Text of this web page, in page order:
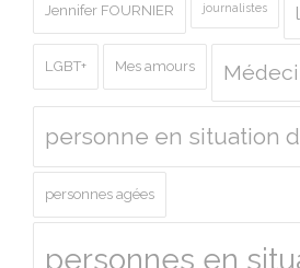
Jennifer FOURNIER journalistes
LGBT+ Mes amours
personne en situation
personnes agées
personnes en